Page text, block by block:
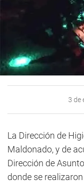
3 de
La Dirección de
Maldonado, y de
Dirección de
donde se